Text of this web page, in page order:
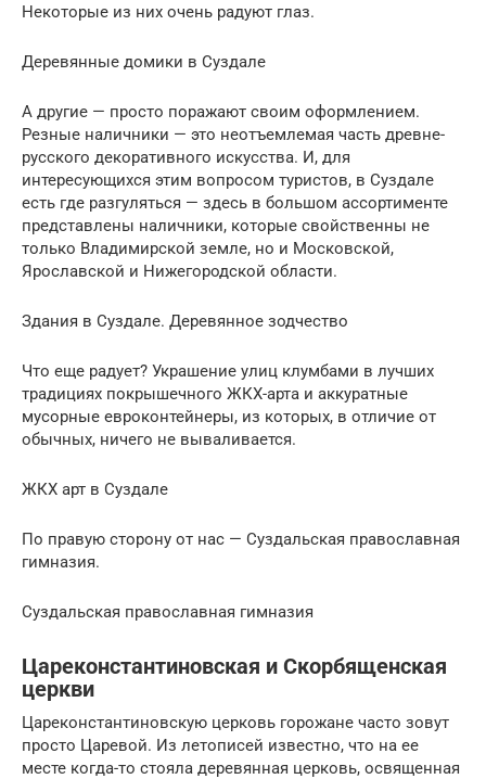
Некоторые из них очень радуют глаз.
Деревянные домики в Суздале
А другие — просто поражают своим оформлением.
Резные наличники — это неотъемлемая часть древне-
русского декоративного искусства. И, для
интересующихся этим вопросом туристов, в Суздале
есть где разгуляться — здесь в большом ассортименте
представлены наличники, которые свойственны не
только Владимирской земле, но и Московской,
Ярославской и Нижегородской области.
Здания в Суздале. Деревянное зодчество
Что еще радует? Украшение улиц клумбами в лучших
традициях покрышечного ЖКХ-арта и аккуратные
мусорные евроконтейнеры, из которых, в отличие от
обычных, ничего не вываливается.
ЖКХ арт в Суздале
По правую сторону от нас — Суздальская православная
гимназия.
Суздальская православная гимназия
Цареконстантиновская и Скорбященская
церкви
Цареконстантиновскую церковь горожане часто зовут
просто Царевой. Из летописей известно, что на ее
месте когда-то стояла деревянная церковь, освященная